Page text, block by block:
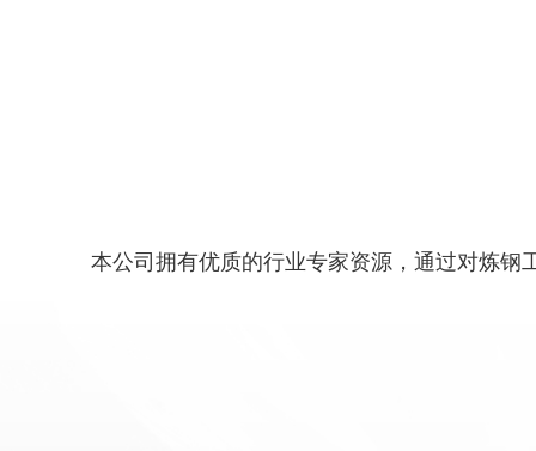
本公司拥有优质的行业专家资源，通过对炼钢